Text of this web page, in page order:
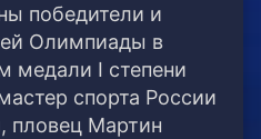
победители и
Олимпиады в
медали I степени
спорта России
пловец Мартин